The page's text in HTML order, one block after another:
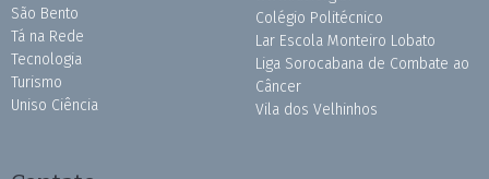
São Bento
Tá na Rede
Tecnologia
Turismo
Uniso Ciência
Colégio Politécnico
Lar Escola Monteiro Lobato
Liga Sorocabana de Combate ao
Câncer
Vila dos Velhinhos